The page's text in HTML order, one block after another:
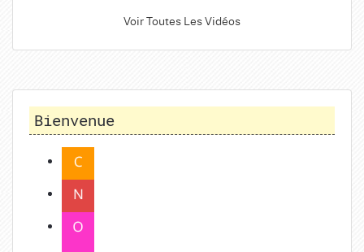
Voir Toutes Les Vidéos
Bienvenue